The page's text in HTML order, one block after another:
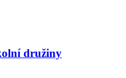
družiny